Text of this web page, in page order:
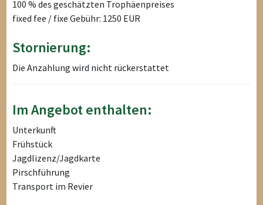
100 % des geschätzten Trophäenpreises
fixed fee / fixe Gebühr: 1250 EUR
Stornierung:
Die Anzahlung wird nicht rückerstattet
Im Angebot enthalten:
Unterkunft
Frühstück
Jagdlizenz/Jagdkarte
Pirschführung
Transport im Revier